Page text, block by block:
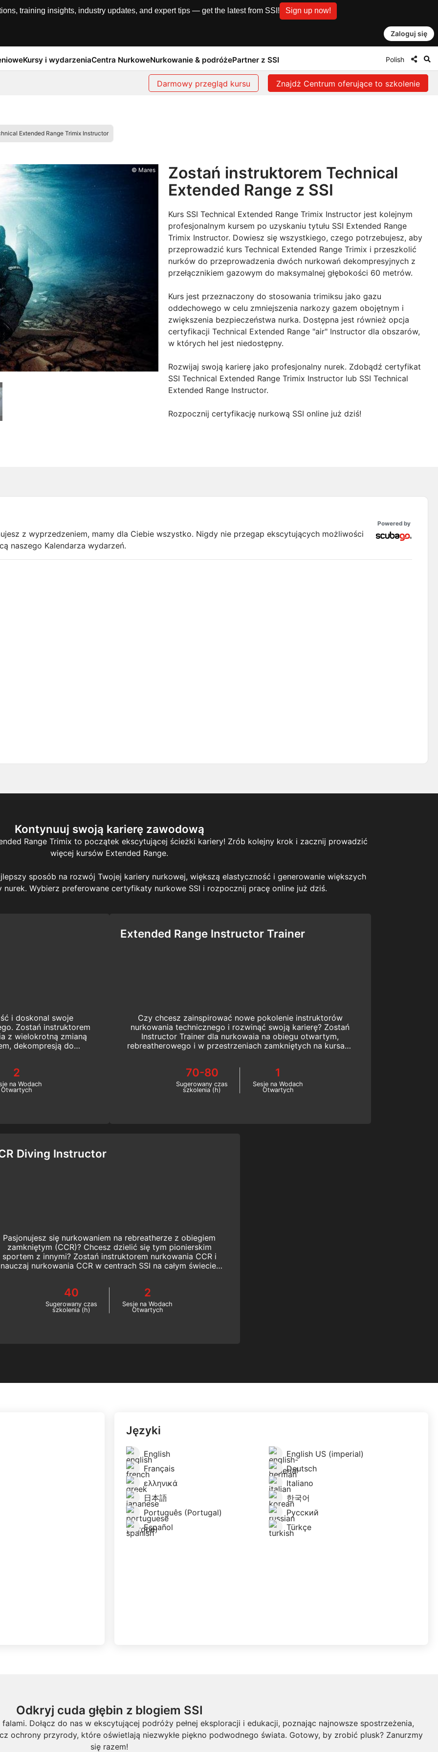
training insights, industry updates, and expert tips — get the latest from SSI! Sign up now!
Zaloguj się
Kursy i wydarzeniaCentra NurkoweNurkowanie & podróżePartner z SSI Polish
Darmowy przegląd kursu Znajdż Centrum oferujące to szkolenie
Extended Range Trimix Instructor
© Mares
Zostań instruktorem Technical
Extended Range z SSI
Kurs SSI Technical Extended Range Trimix Instructor jest kolejnym
profesjonalnym kursem po uzyskaniu tytułu SSI Extended Range
Trimix Instructor. Dowiesz się wszystkiego, czego potrzebujesz, aby
przeprowadzić kurs Technical Extended Range Trimix i przeszkolić
nurków do przeprowadzenia dwóch nurkowań dekompresyjnych z
przełącznikiem gazowym do maksymalnej głębokości 60 metrów.
Kurs jest przeznaczony do stosowania trimiksu jako gazu
oddechowego w celu zmniejszenia narkozy gazem obojętnym i
zwiększenia bezpieczeństwa nurka. Dostępna jest również opcja
certyfikacji Technical Extended Range "air" Instructor dla obszarów,
w których hel jest niedostępny.
Rozwijaj swoją karierę jako profesjonalny nurek. Zdobądź certyfikat
SSI Technical Extended Range Trimix Instructor lub SSI Technical
Extended Range Instructor.
Rozpocznij certyfikację nurkową SSI online już dziś!
z wyprzedzeniem, mamy dla Ciebie wszystko. Nigdy nie przegap ekscytujących możliwości
naszego Kalendarza wydarzeń.
Powered by
Kontynuuj swoją karierę zawodową
Range Trimix to początek ekscytującej ścieżki kariery! Zrób kolejny krok i zacznij prowadzić
więcej kursów Extended Range.
sposób na rozwój Twojej kariery nurkowej, większą elastyczność i generowanie większych
Wybierz preferowane certyfikaty nurkowe SSI i rozpocznij pracę online już dziś.
i doskonal swoje
Zostań instruktorem
z wielokrotną zmianą
dekompresją do
2
na Wodach
Otwartych
Extended Range Instructor Trainer
Czy chcesz zainspirować nowe pokolenie instruktorów
nurkowania technicznego i rozwinąć swoją karierę? Zostań
Instructor Trainer dla nurkowaia na obiegu otwartym,
rebreatherowego i w przestrzeniach zamkniętych na kursach
70-80
Sugerowany czas
szkolenia (h)
1
Sesje na Wodach
Otwartych
Diving Instructor
Pasjonujesz się nurkowaniem na rebreatherze z obiegiem
zamkniętym (CCR)? Chcesz dzielić się tym pionierskim
sportem z innymi? Zostań instruktorem nurkowania CCR i
nauczaj nurkowania CCR w centrach SSI na całym świecie.
40
Sugerowany czas
szkolenia (h)
2
Sesje na Wodach
Otwartych
Języki
English
English US (imperial)
Français
Deutsch
ελληνικά
Italiano
日本語
한국어
Português (Portugal)
Русский
Español
Türkçe
Odkryj cuda głębin z blogiem SSI
Dołącz do nas w ekscytującej podróży pełnej eksploracji i edukacji, poznając najnowsze spostrzeżenia,
ochrony przyrody, które oświetlają niezwykłe piękno podwodnego świata. Gotowy, by zrobić plusk? Zanurzmy
się razem!